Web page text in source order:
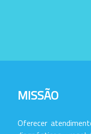
MISSÃO
Oferecer